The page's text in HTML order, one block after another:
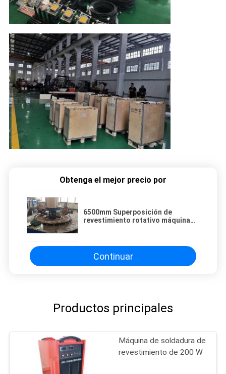
Obtenga el mejor precio por
6500mm Superposición de
revestimiento rotativo máquina
Continuar
Productos principales
Máquina de soldadura de
revestimiento de 200 W